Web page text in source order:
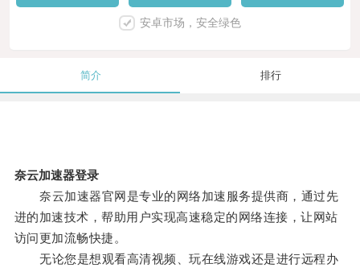
安卓市场，安全绿色
简介 排行
奈云加速器登录
奈云加速器官网是专业的网络加速服务提供商，通过先
进的加速技术，帮助用户实现高速稳定的网络连接，让网站
访问更加流畅快捷。
无论您是想观看高清视频、玩在线游戏还是进行远程办